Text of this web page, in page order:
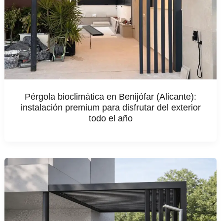
Pérgola bioclimática en Benijófar (Alicante):
instalación premium para disfrutar del exterior
todo el año